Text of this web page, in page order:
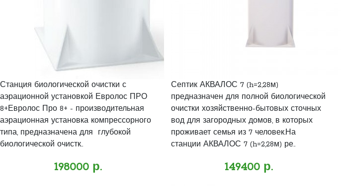
Станция биологической очистки с
аэрационной установкой Евролос ПРО
8+Евролос Про 8+ - производительная
аэрационная установка компрессорного
типа, предназначена для глубокой
биологической очистк..
198000 р.
Септик АКВАЛОС 7 (h=2,28м)
предназначен для полной биологической
очистки хозяйственно-бытовых сточных
вод для загородных домов, в которых
проживает семья из 7 человек.На
станции АКВАЛОС 7 (h=2,28м) ре..
149400 р.